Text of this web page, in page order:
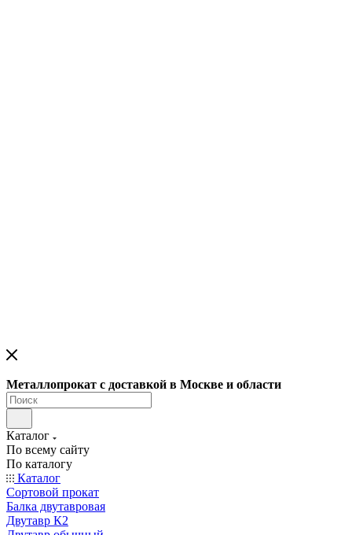
Металлопрокат с доставкой в Москве и области
Каталог
По всему сайту
По каталогу
Каталог
Сортовой прокат
Балка двутавровая
Двутавр К2